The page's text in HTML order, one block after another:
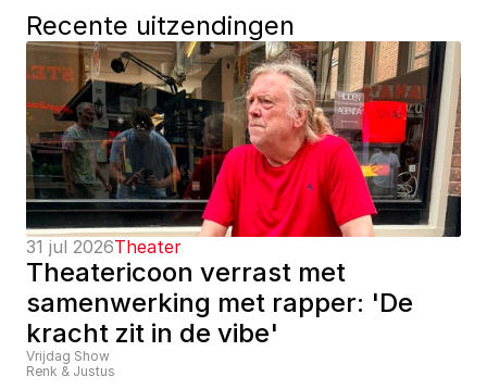
Recente uitzendingen
31 jul 2026Theater
Theatericoon verrast met
samenwerking met rapper: 'De
kracht zit in de vibe'
Vrijdag Show
Renk & Justus